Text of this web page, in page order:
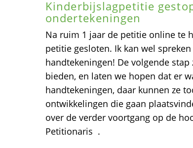
Kinderbijslagpetitie
ondertekeningen
Na ruim 1 jaar de petitie online te
petitie gesloten. Ik kan wel
handtekeningen! De volgende
bieden, en laten we hopen dat er
handtekeningen, daar kunnen ze
ontwikkelingen die gaan
over de verder voortgang op de
Petitionaris .